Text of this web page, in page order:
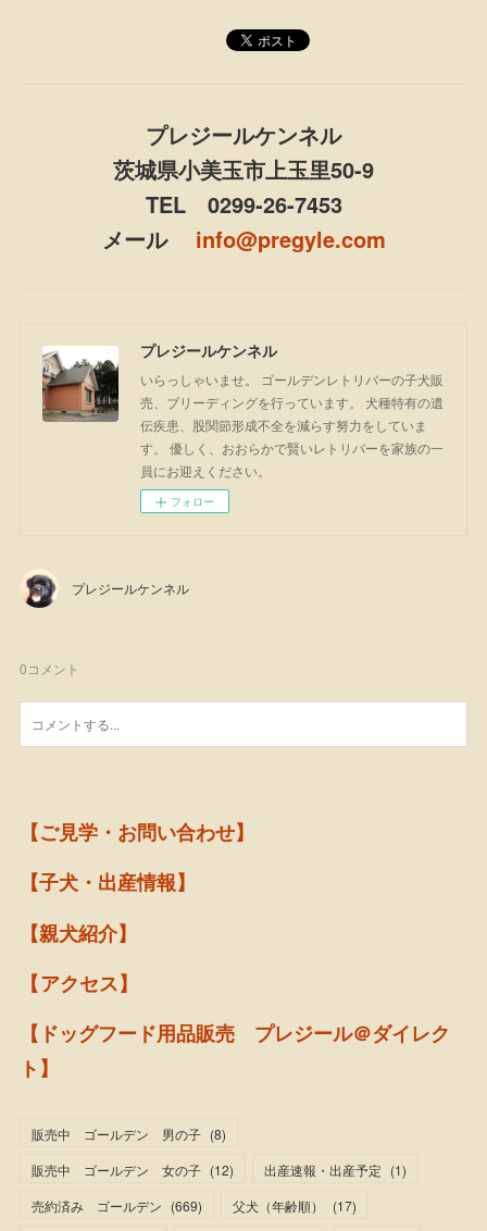
プレジールケンネル
茨城県小美玉市上玉里50-9
TEL 0299-26-7453
メール info@pregyle.com
プレジールケンネル
いらっしゃいませ。 ゴールデンレトリバーの子犬販
売、ブリーディングを行っています。 犬種特有の遺
伝疾患、股関節形成不全を減らす努力をしていま
す。 優しく、おおらかで賢いレトリバーを家族の一
員にお迎えください。
フォロー
プレジールケンネル
0コメント
【ご見学・お問い合わせ】
【子犬・出産情報】
【親犬紹介】
【アクセス】
【ドッグフード用品販売 プレジール＠ダイレク
ト】
販売中 ゴールデン 男の子 (8)
販売中 ゴールデン 女の子 (12) 出産速報・出産予定 (1)
売約済み ゴールデン (669) 父犬（年齢順） (17)